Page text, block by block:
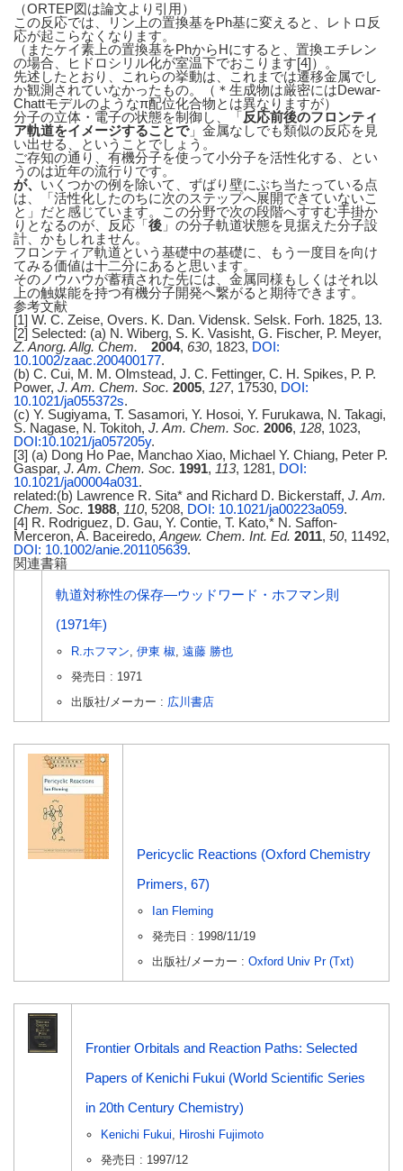
（ORTEP図は論文より引用）
この反応では、リン上の置換基をPh基に変えると、レトロ反
応が起こらなくなります。
（またケイ素上の置換基をPhからHにすると、置換エチレン
の場合、ヒドロシリル化が室温下でおこります[4]）。
先述したとおり、これらの挙動は、これまでは遷移金属でし
か観測されていなかったもの。（＊生成物は厳密にはDewar-
Chattモデルのようなπ配位化合物とは異なりますが）
分子の立体・電子の状態を制御し、「反応前後のフロンティ
ア軌道をイメージすることで」金属なしでも類似の反応を見
い出せる、ということでしょう。
ご存知の通り、有機分子を使って小分子を活性化する、とい
うのは近年の流行りです。
が、 いくつかの例を除いて、ずばり壁にぶち当たっている点
は、「活性化したのちに次のステップへ展開できていないこ
と 」だと感じています。この分野で次の段階へすすむ手掛か
りとなるのが、
反応「後 」の分子軌道状態を見据えた分子設
計 、かもしれません。
フロンティア軌道という基礎中の基礎に、もう一度目を向け
てみる価値は十二分にあると思います。
そのノウハウが蓄積された先には、金属同様もしくはそれ以
上の触媒能を持つ有機分子開発へ繋がると期待できます。
参考文献
[1] W. C. Zeise, Overs. K. Dan. Vidensk. Selsk. Forh. 1825, 13.
[2] Selected: (a) N. Wiberg, S. K. Vasisht, G. Fischer, P. Meyer,
Z. Anorg. Allg. Chem. 2004, 630, 1823, DOI:
10.1002/zaac.200400177.
(b) C. Cui, M. M. Olmstead, J. C. Fettinger, C. H. Spikes, P. P.
Power, J. Am. Chem. Soc. 2005, 127, 17530, DOI:
10.1021/ja055372s.
(c) Y. Sugiyama, T. Sasamori, Y. Hosoi, Y. Furukawa, N. Takagi,
S. Nagase, N. Tokitoh, J. Am. Chem. Soc. 2006, 128, 1023,
DOI:10.1021/ja057205y.
[3] (a) Dong Ho Pae, Manchao Xiao, Michael Y. Chiang, Peter P.
Gaspar, J. Am. Chem. Soc. 1991, 113, 1281, DOI:
10.1021/ja00004a031.
related:(b) Lawrence R. Sita* and Richard D. Bickerstaff, J. Am.
Chem. Soc. 1988, 110, 5208, DOI: 10.1021/ja00223a059.
[4] R. Rodriguez, D. Gau, Y. Contie, T. Kato,* N. Saffon-
Merceron, A. Baceiredo, Angew. Chem. Int. Ed. 2011, 50, 11492,
DOI: 10.1002/anie.201105639.
関連書籍
軌道対称性の保存―ウッドワード・ホフマン則
(1971年)
R.ホフマン, 伊東 椒, 遠藤 勝也
発売日 : 1971
出版社/メーカー : 広川書店
Pericyclic Reactions (Oxford Chemistry
Primers, 67)
Ian Fleming
発売日 : 1998/11/19
出版社/メーカー : Oxford Univ Pr (Txt)
Frontier Orbitals and Reaction Paths: Selected
Papers of Kenichi Fukui (World Scientific Series
in 20th Century Chemistry)
Kenichi Fukui, Hiroshi Fujimoto
発売日 : 1997/12